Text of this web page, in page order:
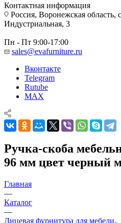
Контактная информация
Россия, Воронежская область,
Индустриальная, 3
Пн - Пт 9:00-17:00
sales@evafurniture.ru
Вконтакте
Telegram
Rutube
MAX
Ручка-скоба
96 мм цвет черный
Главная
—
Каталог
—
Лицевая фурнитура для мебели